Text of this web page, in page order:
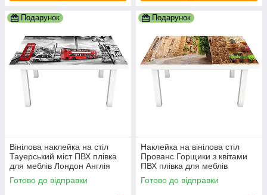
Подарунок
Вінілова наклейка на стіл
Тауерський міст ПВХ плівка
для меблів Лондон Англія
Сірий 600х1200 мм
Готово до відправки
Подарунок
Наклейка на вінілова стіл
Прованс Горщики з квітами
ПВХ плівка для меблів
інтер'єрна 3D вулиці
600х1200 мм
Готово до відправки